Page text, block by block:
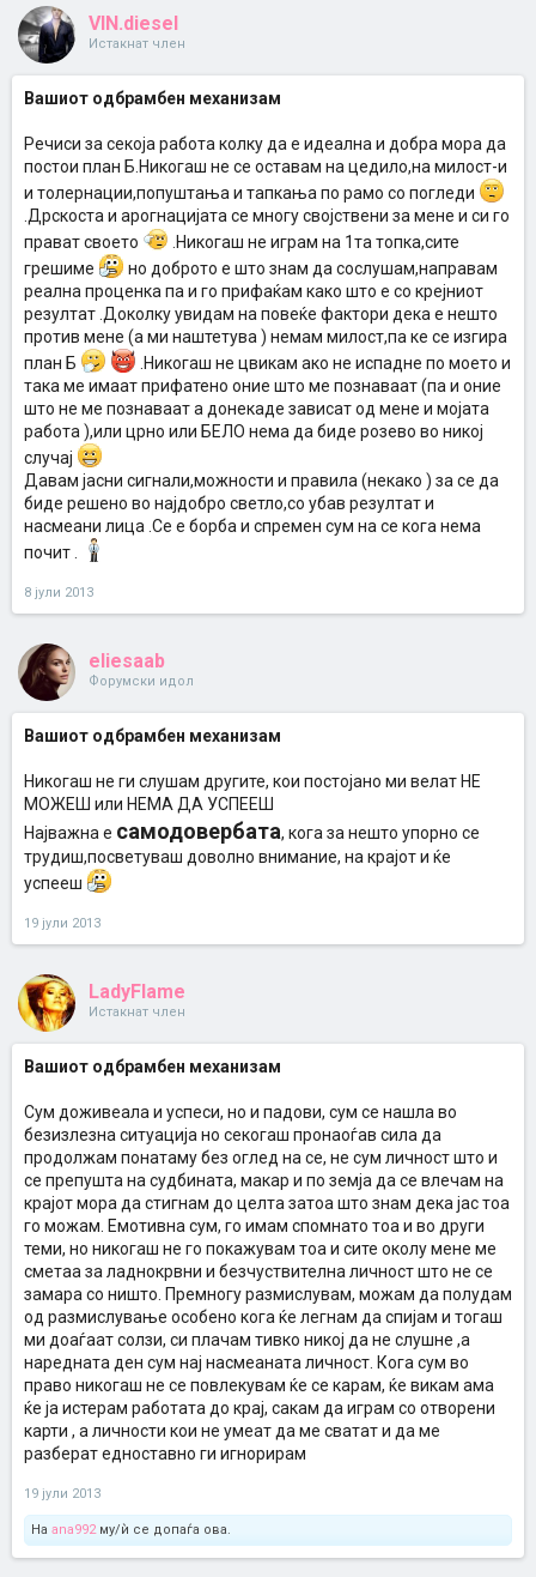
VIN.diesel
Истакнат член
Вашиот одбрамбен механизам
Речиси за секоја работа колку да е идеална и добра мора да
постои план Б.Никогаш не се оставам на цедило,на милост-и
и толернации,попуштања и тапкања по рамо со погледи
.Дрскоста и арогнацијата се многу својствени за мене и си го
прават своето
.Никогаш не играм на 1та топка,сите
грешиме
но доброто е што знам да сослушам,направам
реална проценка па и го прифаќам како што е со крејниот
резултат .Доколку увидам на повеќе фактори дека е нешто
против мене (а ми наштетува ) немам милост,па ке се изгира
план Б
.Никогаш не цвикам ако не испадне по моето и
така ме имаат прифатено оние што ме познаваат (па и оние
што не ме познаваат а донекаде зависат од мене и мојата
работа ),или црно или БЕЛО нема да биде розево во никој
случај
Давам јасни сигнали,можности и правила (некако ) за се да
биде решено во најдобро светло,со убав резултат и
насмеани лица .Се е борба и спремен сум на се кога нема
почит .
8 јули 2013
eliesaab
Форумски идол
Вашиот одбрамбен механизам
Никогаш не ги слушам другите, кои постојано ми велат НЕ
МОЖЕШ или НЕМА ДА УСПЕЕШ
Најважна е самодовербата, кога за нешто упорно се
трудиш,посветуваш доволно внимание, на крајот и ќе
успееш
19 јули 2013
LadyFlame
Истакнат член
Вашиот одбрамбен механизам
Сум доживеала и успеси, но и падови, сум се нашла во
безизлезна ситуација но секогаш пронаоѓав сила да
продолжам понатаму без оглед на се, не сум личност што и
се препушта на судбината, макар и по земја да се влечам на
крајот мора да стигнам до целта затоа што знам дека јас тоа
го можам. Емотивна сум, го имам спомнато тоа и во други
теми, но никогаш не го покажувам тоа и сите околу мене ме
сметаа за ладнокрвни и безчуствителна личност што не се
замара со ништо. Премногу размислувам, можам да полудам
од размислување особено кога ќе легнам да спијам и тогаш
ми доаѓаат солзи, си плачам тивко никој да не слушне ,а
наредната ден сум нај насмеаната личност. Кога сум во
право никогаш не се повлекувам ќе се карам, ќе викам ама
ќе ја истерам работата до крај, сакам да играм со отворени
карти , а личности кои не умеат да ме сватат и да ме
разберат едноставно ги игнорирам
19 јули 2013
На ana992му/ѝ се допаѓа ова.